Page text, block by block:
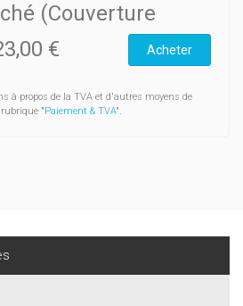
(Couverture
€ Acheter
à propos de la TVA et d'autres moyens de
"Paiement & TVA".